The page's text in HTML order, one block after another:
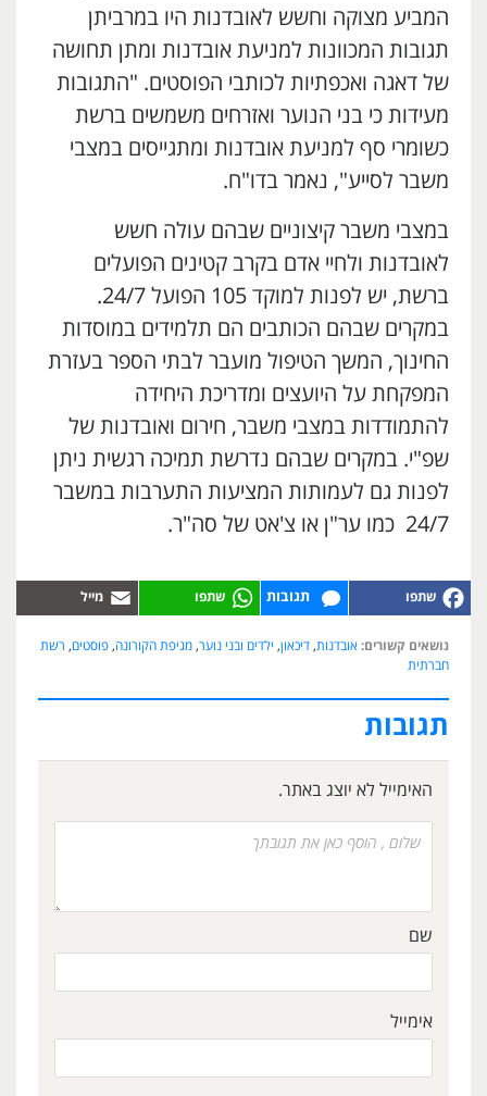
המביע מצוקה וחשש לאובדנות היו במרביתן
תגובות המכוונות למניעת אובדנות ומתן תחושה
של דאגה ואכפתיות לכותבי הפוסטים. "התגובות
מעידות כי בני הנוער ואזרחים משמשים ברשת
כשומרי סף למניעת אובדנות ומתגייסים במצבי
משבר לסייע", נאמר בדו"ח.
במצבי משבר קיצוניים שבהם עולה חשש
לאובדנות ולחיי אדם בקרב קטינים הפועלים
ברשת, יש לפנות למוקד 105 הפועל 24/7.
במקרים שבהם הכותבים הם תלמידים במוסדות
החינוך, המשך הטיפול מועבר לבתי הספר בעזרת
המפקחת על היועצים ומדריכת היחידה
להתמודדות במצבי משבר, חירום ואובדנות של
שפ"י. במקרים שבהם נדרשת תמיכה רגשית ניתן
לפנות גם לעמותות המציעות התערבות במשבר
24/7 כמו ער"ן או צ'אט של סה"ר.
תגובות
נושאים קשורים: אובדנות, דיכאון, ילדים ובני נוער, מגיפת הקורונה, פוסטים, רשת
חברתית
תגובות
האימייל לא יוצג באתר.
שם
אימייל